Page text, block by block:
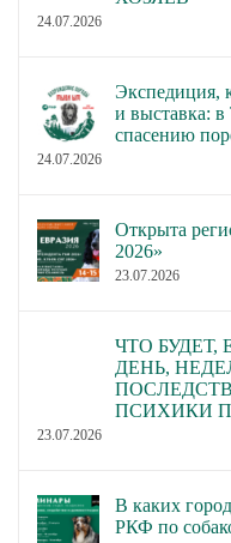
24.07.2026
Экспедиция,
и выставка:
спасению
24.07.2026
Открыта
2026»
23.07.2026
ЧТО БУДЕТ,
ДЕНЬ,
ПСИХИКИ
23.07.2026
В каких
РКФ по